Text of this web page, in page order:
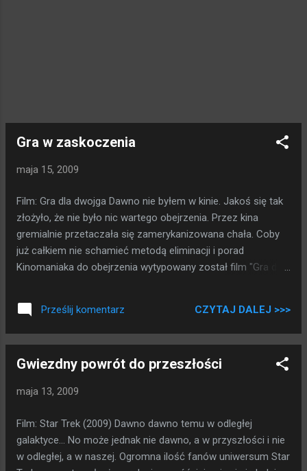
Gra w zaskoczenia
maja 15, 2009
Film: Gra dla dwojga Dawno nie byłem w kinie. Jakoś się tak
złożyło, że nie było nic wartego obejrzenia. Przez kina
gremialnie przetaczała się zamerykanizowana chała. Coby
już całkiem nie schamieć metodą eliminacji i porad
Kinomaniaka do obejrzenia wytypowany został film "Gra dla
kosmetyczne, ogromna ilość pieniędzy kręcąca się dookoła
balsamów i kremów (wiele osób je ze sobą myli). Każda
firma stara się śledzić kroki konkurencji, po to by nie wypaść
zupełnie nowym, niespodziewanym. Trudno jest cokolwiek
szczegółów zakończenia. Od początku do końca w filmie
zakończenie nie zaskoczyło, ale ja sypię truskawki cukrem.
Prześlij komentarz CZYTAJ DALEJ >>>
Gwiezdny powrót do przeszłości
maja 13, 2009
Film: Star Trek (2009) Dawno dawno temu w odległej
galaktyce... No może jednak nie dawno, a w przyszłości i nie
w odległej, a w naszej. Ogromna ilość fanów uniwersum Star